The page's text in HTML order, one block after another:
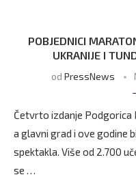
POBJEDNICI
UKRANIJE I
od PressNews
Četvrto izdanje Podgorica
a glavni grad i ove godine
spektakla. Više od 2.700
se …